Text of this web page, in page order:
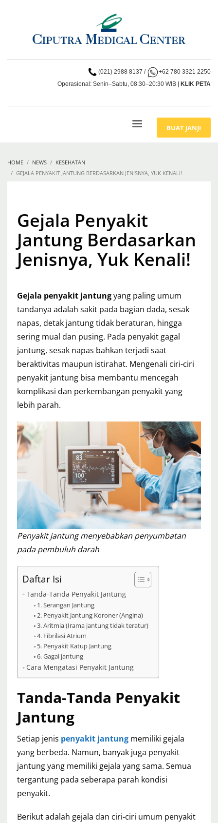
(021) 2988 8137 /
+62 780 3321 2250
Operasional: Senin–Sabtu, 08:30–20:30 WIB | KLIK PETA
BUAT JANJI
HOME NEWS
KESEHATAN
GEJALA PENYAKIT JANTUNG BERDASARKAN JENISNYA, YUK KENALI!
Gejala Penyakit
Jantung Berdasarkan
Jenisnya, Yuk Kenali!
Gejala penyakit jantungyang paling umum
tandanya adalah sakit pada bagian dada, sesak
napas, detak jantung tidak beraturan, hingga
sering mual dan pusing. Pada penyakit gagal
jantung, sesak napas bahkan terjadi saat
beraktivitas maupun istirahat. Mengenali ciri-ciri
penyakit jantung bisa membantu mencegah
komplikasi dan perkembangan penyakit yang
lebih parah.
Penyakit jantung menyebabkan penyumbatan
pada pembuluh darah
Daftar Isi
Tanda-Tanda Penyakit Jantung
1. Serangan Jantung
2. Penyakit Jantung Koroner (Angina)
3. Aritmia (Irama jantung tidak teratur)
4. Fibrilasi Atrium
5. Penyakit Katup Jantung
6. Gagal jantung
Cara Mengatasi Penyakit Jantung
Tanda-Tanda Penyakit
Jantung
Setiap jenis penyakit jantung memiliki gejala
yang berbeda. Namun, banyak juga penyakit
jantung yang memiliki gejala yang sama. Semua
tergantung pada seberapa parah kondisi
penyakit.
Berikut adalah gejala dan ciri-ciri umum penyakit